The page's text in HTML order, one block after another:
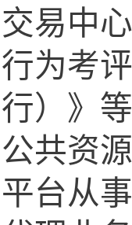
交易中
行为考
行）》
公共资
平台从